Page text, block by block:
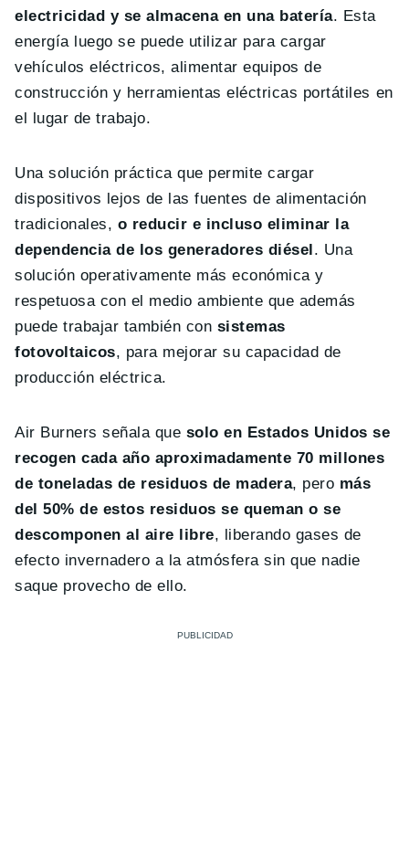
electricidad y se almacena en una batería. Esta
energía luego se puede utilizar para cargar
vehículos eléctricos, alimentar equipos de
construcción y herramientas eléctricas portátiles en
el lugar de trabajo.
Una solución práctica que permite cargar
dispositivos lejos de las fuentes de alimentación
tradicionales, o reducir e incluso eliminar la
dependencia de los generadores diésel. Una
solución operativamente más económica y
respetuosa con el medio ambiente que además
puede trabajar también con sistemas
fotovoltaicos, para mejorar su capacidad de
producción eléctrica.
Air Burners señala que solo en Estados Unidos se
recogen cada año aproximadamente 70 millones
de toneladas de residuos de madera, pero más
del 50% de estos residuos se queman o se
descomponen al aire libre, liberando gases de
efecto invernadero a la atmósfera sin que nadie
saque provecho de ello.